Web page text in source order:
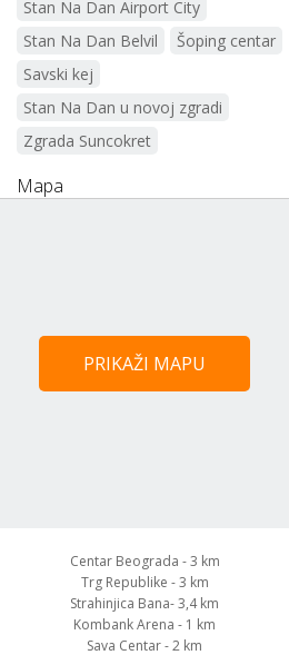
Stan Na Dan Airport City
Stan Na Dan Belvil
Šoping centar
Savski kej
Stan Na Dan u novoj zgradi
Zgrada Suncokret
Mapa
PRIKAŽI MAPU
Centar Beograda - 3 km
Trg Republike - 3 km
Strahinjica Bana- 3,4 km
Kombank Arena - 1 km
Sava Centar - 2 km